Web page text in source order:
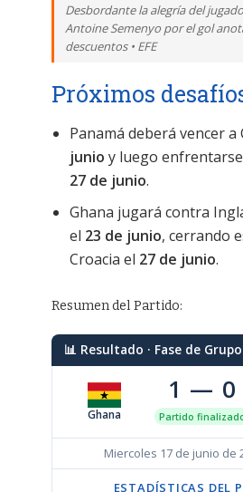
Desbordante la alegría del
Antoine Semenyo por el gol
descuentos • EFE
Próximos
Panamá deberá vencer a
junio y luego
27 de junio.
Ghana jugará contra
el 23 de junio, cerrando
Croacia el 27 de junio.
Resumen del Partido:
📊 Resultado · Fase de
Ghana
1 — 0
Partido
Miercoles 17 de junio de
ESTADÍSTICAS DEL